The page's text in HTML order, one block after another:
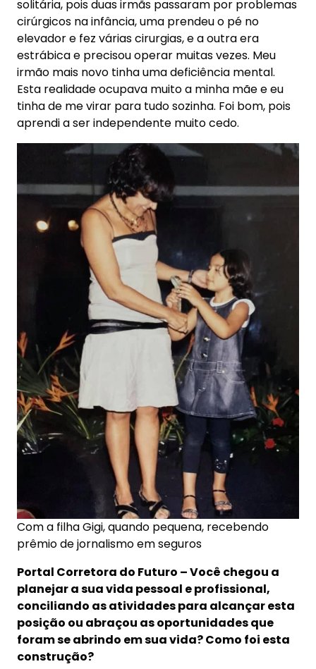
solitária, pois duas irmãs passaram por problemas
cirúrgicos na infância, uma prendeu o pé no
elevador e fez várias cirurgias, e a outra era
estrábica e precisou operar muitas vezes. Meu
irmão mais novo tinha uma deficiência mental.
Esta realidade ocupava muito a minha mãe e eu
tinha de me virar para tudo sozinha. Foi bom, pois
aprendi a ser independente muito cedo.
Com a filha Gigi, quando pequena, recebendo
prêmio de jornalismo em seguros
Portal Corretora do Futuro –Você chegou a
planejar a sua vida pessoal e profissional,
conciliando as atividades para alcançar esta
posição ou abraçou as oportunidades que
foram se abrindo em sua vida? Como foi esta
construção?